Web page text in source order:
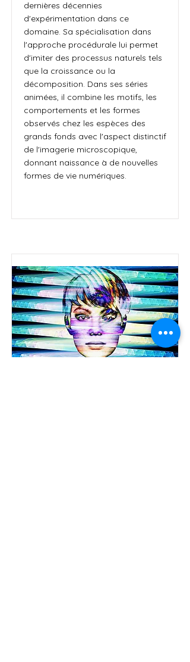
dernières décennies
d'expérimentation dans ce
domaine. Sa spécialisation dans
l'approche procédurale lui permet
d'imiter des processus naturels tels
que la croissance ou la
décomposition. Dans ses séries
animées, il combine les motifs, les
comportements et les formes
observés chez les espèces des
grands fonds avec l'aspect distinctif
de l'imagerie microscopique,
donnant naissance à de nouvelles
formes de vie numériques.